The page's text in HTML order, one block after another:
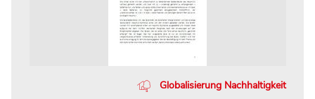
Globalisierung Nachhaltigkeit